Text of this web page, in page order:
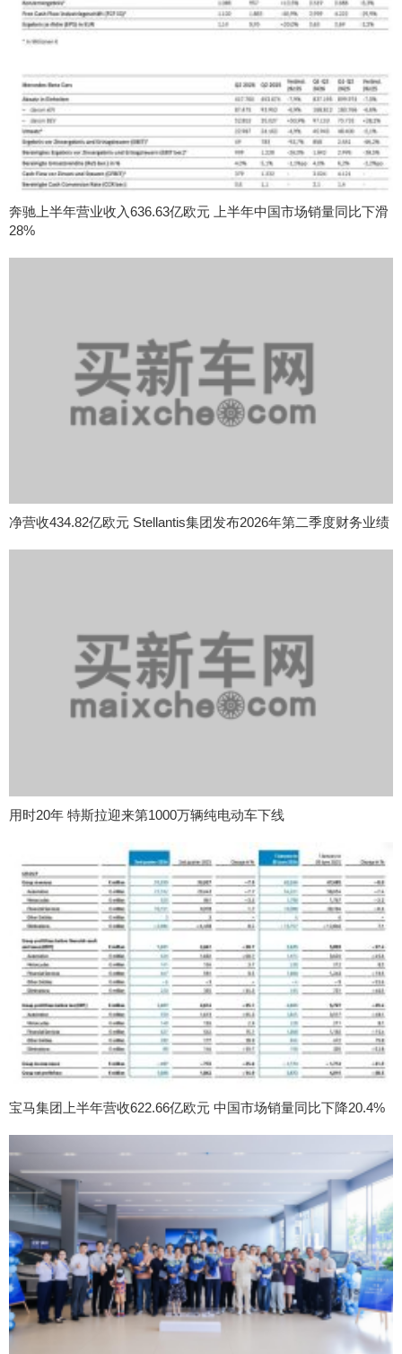
奔驰上半年营业收入636.63亿欧元 上半年中国市场销量同比下滑
28%
净营收434.82亿欧元 Stellantis集团发布2026年第二季度财务业绩
用时20年 特斯拉迎来第1000万辆纯电动车下线
宝马集团上半年营收622.66亿欧元 中国市场销量同比下降20.4%